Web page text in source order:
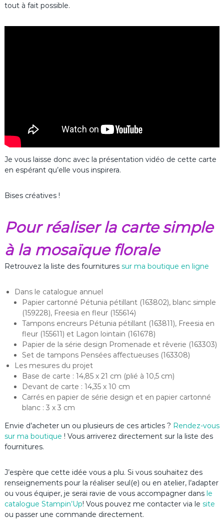
tout à fait possible.
Je vous laisse donc avec la présentation vidéo de cette carte
en espérant qu’elle vous inspirera.
Bises créatives !
Pour réaliser la carte simple
à la mosaïque florale
Retrouvez la liste des fournituressur ma boutique en ligne
Dans le catalogue annuel
Papier cartonné Pétunia pétillant (163802), blanc simple
(159228), Freesia en fleur (155614)
Tampons encreurs Pétunia pétillant (163811), Freesia en
fleur (155611) et Lagon lointain (161678)
Papier de la série design Promenade et rêverie (163303)
Set de tampons Pensées affectueuses (163308)
Les mesures du projet
Base de carte : 14,85 x 21 cm (plié à 10,5 cm)
Devant de carte : 14,35 x 10 cm
Carrés en papier de série design et en papier cartonné
blanc : 3 x 3 cm
Envie d’acheter un ou plusieurs de ces articles ? Rendez-vous
sur ma boutique ! Vous arriverez directement sur la liste des
fournitures.
J’espère que cette idée vous a plu. Si vous souhaitez des
renseignements pour la réaliser seul(e) ou en atelier, l’adapter
ou vous équiper, je serai ravie de vous accompagner dans le
catalogue Stampin’Up! Vous pouvez me contacter via le site
ou passer une commande directement.